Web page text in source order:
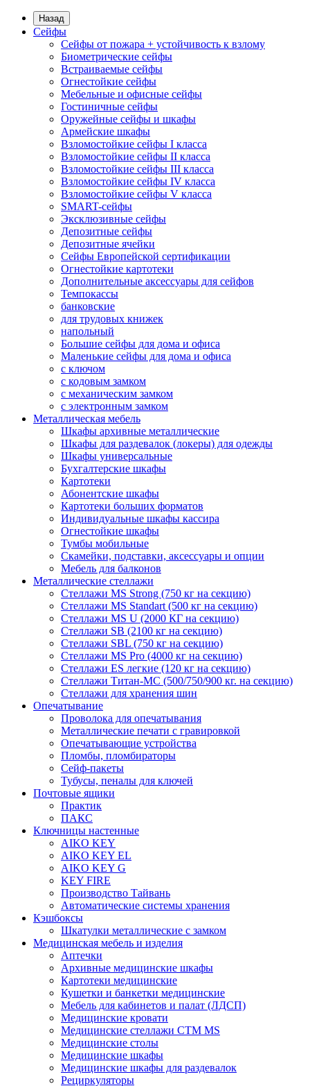
Назад
Сейфы
Сейфы от пожара + устойчивость к взлому
Биометрические сейфы
Встраиваемые сейфы
Огнестойкие сейфы
Мебельные и офисные сейфы
Гостиничные сейфы
Оружейные сейфы и шкафы
Армейские шкафы
Взломостойкие сейфы I класса
Взломостойкие сейфы II класса
Взломостойкие сейфы III класса
Взломостойкие сейфы IV класса
Взломостойкие сейфы V класса
SMART-сейфы
Эксклюзивные сейфы
Депозитные сейфы
Депозитные ячейки
Сейфы Европейской сертификации
Огнестойкие картотеки
Дополнительные аксессуары для сейфов
Темпокассы
банковские
для трудовых книжек
напольный
Большие сейфы для дома и офиса
Маленькие сейфы для дома и офиса
с ключом
с кодовым замком
с механическим замком
с электронным замком
Металлическая мебель
Шкафы архивные металлические
Шкафы для раздевалок (локеры) для одежды
Шкафы универсальные
Бухгалтерские шкафы
Картотеки
Абонентские шкафы
Картотеки больших форматов
Индивидуальные шкафы кассира
Огнестойкие шкафы
Тумбы мобильные
Скамейки, подставки, аксессуары и опции
Мебель для балконов
Металлические стеллажи
Стеллажи MS Strong (750 кг на секцию)
Стеллажи MS Standart (500 кг на секцию)
Стеллажи MS U (2000 КГ на секцию)
Стеллажи SB (2100 кг на секцию)
Стеллажи SBL (750 кг на секцию)
Стеллажи MS Pro (4000 кг на секцию)
Стеллажи ES легкие (120 кг на секцию)
Стеллажи Титан-МС (500/750/900 кг. на секцию)
Стеллажи для хранения шин
Опечатывание
Проволока для опечатывания
Металлические печати с гравировкой
Опечатывающие устройства
Пломбы, пломбираторы
Сейф-пакеты
Тубусы, пеналы для ключей
Почтовые ящики
Практик
ПАКС
Ключницы настенные
AIKO KEY
AIKO KEY EL
AIKO KEY G
KEY FIRE
Производство Тайвань
Автоматические системы хранения
Кэшбоксы
Шкатулки металлические с замком
Медицинская мебель и изделия
Аптечки
Архивные медицинские шкафы
Картотеки медицинские
Кушетки и банкетки медицинские
Мебель для кабинетов и палат (ЛДСП)
Медицинские кровати
Медицинские стеллажи CTM MS
Медицинские столы
Медицинские шкафы
Медицинские шкафы для раздевалок
Рециркуляторы